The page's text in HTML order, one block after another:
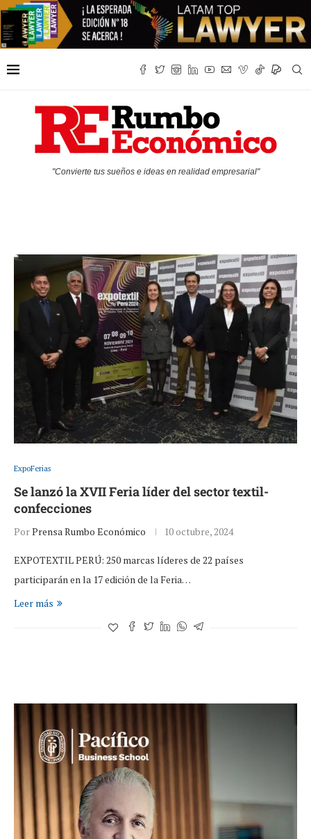
"Convierte tus sueños e ideas en realidad empresarial"
ExpoFerias
Se lanzó la XVII Feria líder del sector textil-
confecciones
PorPrensa Rumbo Económico 10 octubre, 2024
EXPOTEXTIL PERÚ: 250 marcas líderes de 22 países
participarán en la 17 edición de la Feria…
Leer más